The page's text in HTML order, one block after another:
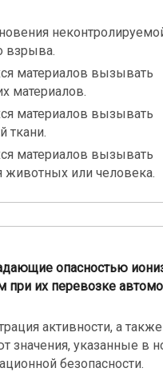
взрыва.
материалов вызывать
материалов.
материалов вызывать
ткани.
материалов вызывать
или человека.
опасностью
при их перевозке
активности, а
значения, указанные в
безопасности.